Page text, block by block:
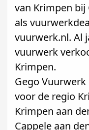
van Krimpen bij
als
vuurwerk.nl. Al
vuurwerk
Krimpen.
Gego
voor de regio
Krimpen aan
Cappele aan